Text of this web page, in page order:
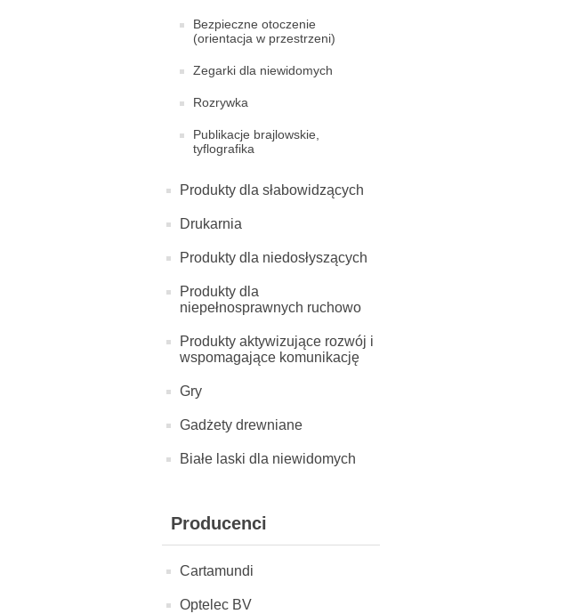
Bezpieczne otoczenie
(orientacja w przestrzeni)
Zegarki dla niewidomych
Rozrywka
Publikacje brajlowskie,
tyflografika
Produkty dla słabowidzących
Drukarnia
Produkty dla niedosłyszących
Produkty dla
niepełnosprawnych ruchowo
Produkty aktywizujące rozwój i
wspomagające komunikację
Gry
Gadżety drewniane
Białe laski dla niewidomych
Producenci
Cartamundi
Optelec BV